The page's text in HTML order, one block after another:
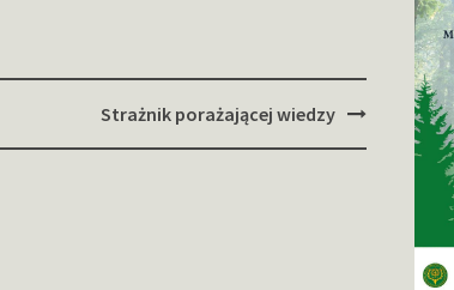
Strażnik porażającej wiedzy